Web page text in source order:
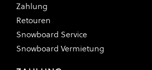
Zahlung
Retouren
Snowboard Service
Snowboard Vermietung